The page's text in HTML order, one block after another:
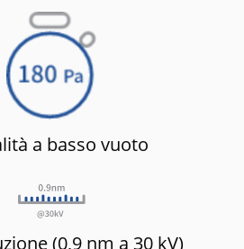
a basso vuoto
(0,9 nm a 30 kV)